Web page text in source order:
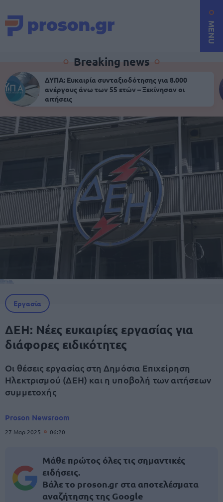
MENU
Breaking news
ΔΥΠΑ: Ευκαιρία συνταξιοδότησης για 8.000
ανέργους άνω των 55 ετών – Ξεκίνησαν οι
αιτήσεις
Εργασία
ΔΕΗ: Νέες ευκαιρίες εργασίας για
διάφορες ειδικότητες
Οι θέσεις εργασίας στη Δημόσια Επιχείρηση
Ηλεκτρισμού (ΔΕΗ) και η υποβολή των αιτήσεων
συμμετοχής
Proson Newsroom
27 Μαρ 2025 06:20
Μάθε πρώτος όλες τις σημαντικές
ειδήσεις.
Βάλε το proson.gr στα αποτελέσματα
αναζήτησης της Google